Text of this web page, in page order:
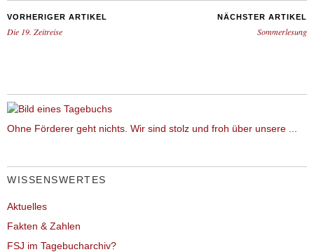
VORHERIGER ARTIKEL
Die 19. Zeitreise
NÄCHSTER ARTIKEL
Sommerlesung
Ohne Förderer geht nichts. Wir sind stolz und froh über unsere ...
WISSENSWERTES
Aktuelles
Fakten & Zahlen
FSJ im Tagebucharchiv?